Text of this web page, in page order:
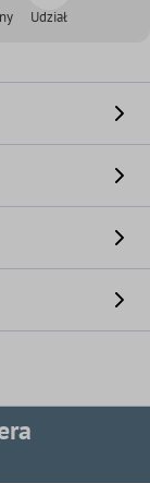
Udział